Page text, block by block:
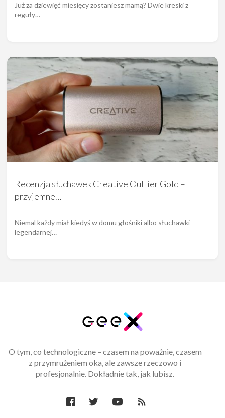
Już za dziewięć miesięcy zostaniesz mamą? Dwie kreski z
reguły…
Recenzja słuchawek Creative Outlier Gold –
przyjemne…
Niemal każdy miał kiedyś w domu głośniki albo słuchawki
legendarnej…
O tym, co technologiczne – czasem na poważnie, czasem
z przymrużeniem oka, ale zawsze rzeczowo i
profesjonalnie. Dokładnie tak, jak lubisz.